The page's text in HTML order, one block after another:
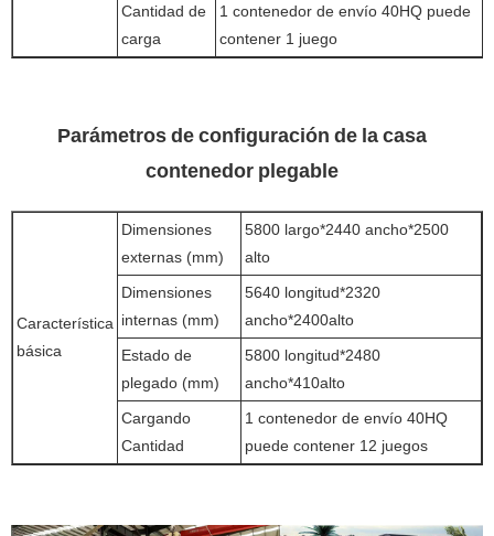
Cantidad de
carga
1 contenedor de envío 40HQ puede
contener 1 juego
Parámetros de configuración de la casa
contenedor plegable
Característica
básica
Dimensiones
externas (mm)
5800 largo*2440 ancho*2500
alto
Dimensiones
internas (mm)
5640 longitud*2320
ancho*2400alto
Estado de
plegado (mm)
5800 longitud*2480
ancho*410alto
Cargando
Cantidad
1 contenedor de envío 40HQ
puede contener 12 juegos